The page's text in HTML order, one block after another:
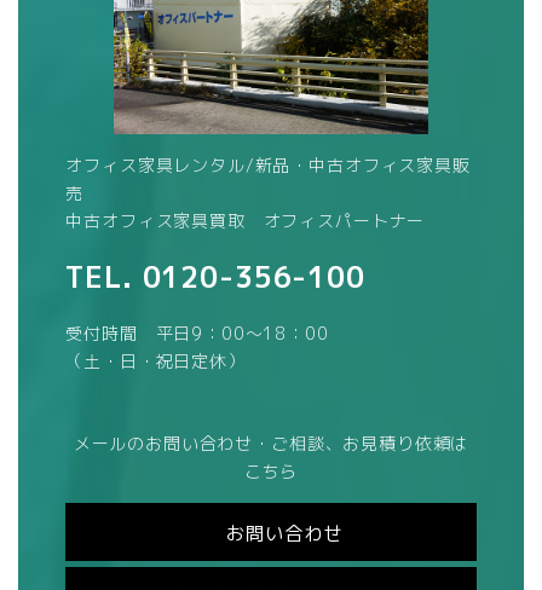
オフィス家具レンタル/新品・中古オフィス家具販
売
中古オフィス家具買取 オフィスパートナー
TEL. 0120-356-100
受付時間 平日9：00～18：00
（土・日・祝日定休）
メールのお問い合わせ・ご相談、お見積り依頼は
こちら
お問い合わせ